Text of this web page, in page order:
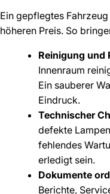
Ein gepflegtes
höheren Preis. So
Reinigung und
Innenraum
Ein sauberer
Eindruck.
Technischer
defekte
fehlendes
erledigt sein.
Dokumente
Berichte,